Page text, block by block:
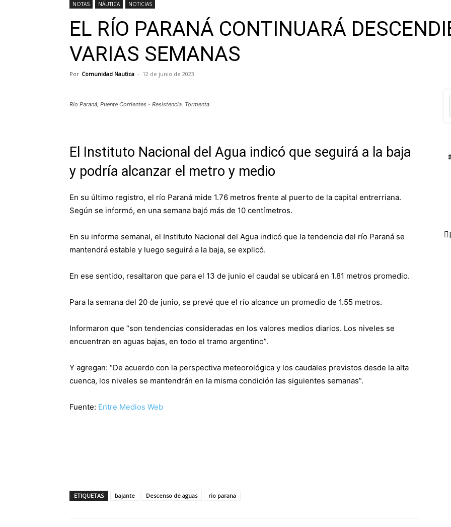
NOTAS NÁUTICA NOTICIAS
EL RÍO PARANÁ CONTINUARÁ
VARIAS SEMANAS
Por Comunidad Nautica - 12 de junio de 2023
Río Paraná, Puente Corrientes - Resistencia. Tormenta
El Instituto Nacional del Agua indicó que seguirá a la baja
y podría alcanzar el metro y medio
En su último registro, el río Paraná mide 1.76 metros frente al puerto de la capital entrerriana.
Según se informó, en una semana bajó más de 10 centímetros.
En su informe semanal, el Instituto Nacional del Agua indicó que la tendencia del río Paraná se
mantendrá estable y luego seguirá a la baja, se explicó.
En ese sentido, resaltaron que para el 13 de junio el caudal se ubicará en 1.81 metros promedio.
Para la semana del 20 de junio, se prevé que el río alcance un promedio de 1.55 metros.
Informaron que “son tendencias consideradas en los valores medios diarios. Los niveles se
encuentran en aguas bajas, en todo el tramo argentino”.
Y agregan: “De acuerdo con la perspectiva meteorológica y los caudales previstos desde la alta
cuenca, los niveles se mantendrán en la misma condición las siguientes semanas”.
Fuente: Entre Medios Web
ETIQUETAS bajante Descenso de aguas rio parana